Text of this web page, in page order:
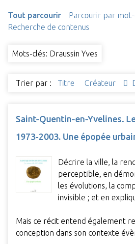
Tout parcourir
Parcourir par
Recherche de contenus
Mots-clés: Draussin Yves
Trier par : Titre Créateur
Saint-Quentin-en-Yvelines.
1973-2003. Une épopée
Décrire la ville, la
perceptible, en
les évolutions, la
invisible ; et en
Mais ce récit entend également
conception dans son contexte